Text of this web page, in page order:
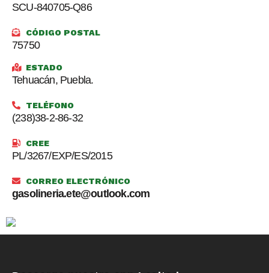
SCU-840705-Q86
CÓDIGO POSTAL
75750
ESTADO
Tehuacán, Puebla.
TELÉFONO
(238)38-2-86-32
CREE
PL/3267/EXP/ES/2015
CORREO ELECTRÓNICO
gasolineria.ete@outlook.com